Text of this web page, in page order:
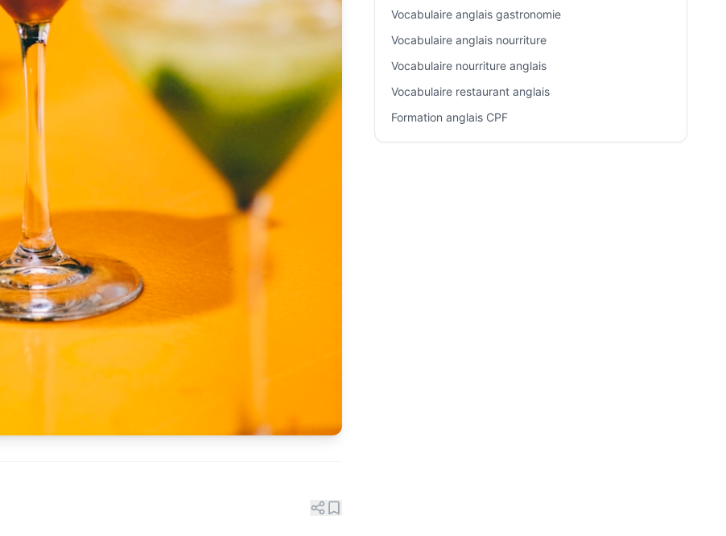
Vocabulaire anglais gastronomie
Vocabulaire anglais nourriture
Vocabulaire nourriture anglais
Vocabulaire restaurant anglais
Formation anglais CPF